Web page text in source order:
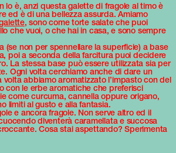
lo è, anzi questa galette di fragole al timo è
ed è di una bellezza assurda. Amiamo
, sono come torte salate che puoi
che vuoi, o che hai in casa, e sono sempre
(se non per spennellare la superficie) a base
poi a seconda della farcitura puoi decidere
La stessa base può essere utilizzata sia per
Ogni volta cerchiamo anche di dare un
abbiamo aromatizzato l’impasto con del
con le erbe aromatiche che preferisci
come curcuma, cannella oppure origano,
limiti al gusto e alla fantasia.
e ancora fragole. Non serve altro ed il
diventerà caramellata e succosa
Cosa stai aspettando? Sperimenta